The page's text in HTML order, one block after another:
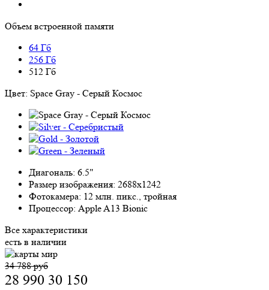
Объем встроенной памяти
64 Гб
256 Гб
512 Гб
Цвет: Space Gray - Серый Космос
Диагональ: 6.5"
Размер изображения: 2688x1242
Фотокамера: 12 млн. пикс., тройная
Процессор: Apple A13 Bionic
Все характеристики
есть в наличии
34 788 руб
28 990 30 150